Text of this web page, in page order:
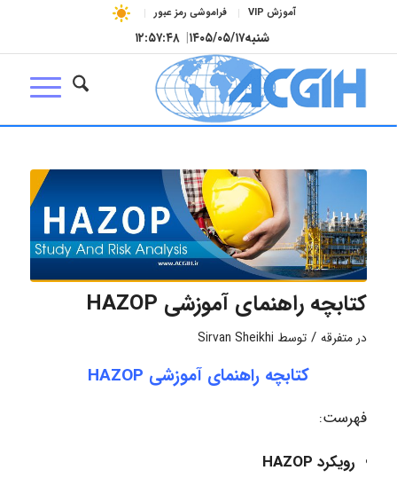
آموزش VIP فراموشی رمز عبور
شنبه۱۴۰۵/۰۵/۱۷| ۱۲:۵۷:۴۸
کتابچه راهنمای آموزشی HAZOP
در متفرقه / توسط Sirvan Sheikhi
کتابچه راهنمای آموزشی HAZOP
فهرست:
رویکرد HAZOP